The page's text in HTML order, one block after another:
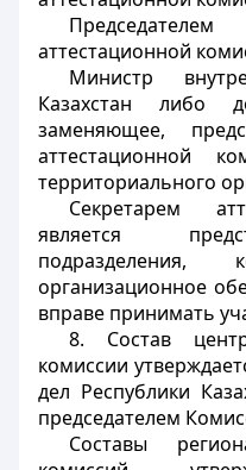
аттестационной
Министр
Казахстан либо
заменяющее,
аттестационной
территориального
Секретарем
является
подразделения,
организационное
вправе принимать
8. Состав
комиссии
дел Республики
председателем
Составы